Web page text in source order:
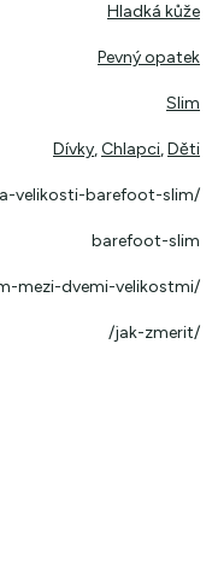
Hladká kůže
Pevný opatek
Slim
Dívky,Chlapci,Děti
velikosti-barefoot-slim/
barefoot-slim
mezi-dvemi-velikostmi/
/jak-zmerit/